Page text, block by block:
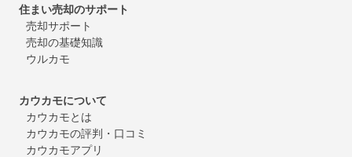
住まい売却のサポート
売却サポート
売却の基礎知識
ウルカモ
カウカモについて
カウカモとは
カウカモの評判・口コミ
カウカモアプリ